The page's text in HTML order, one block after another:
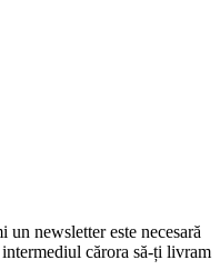
newsletter este necesară
cărora să-ți livram